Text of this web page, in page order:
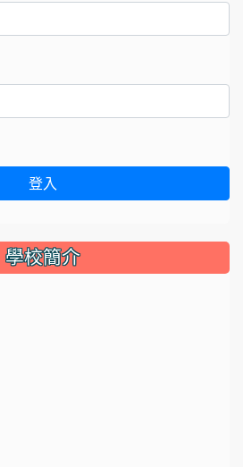
登入
學校簡介